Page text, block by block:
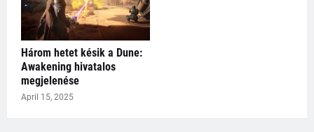
Három hetet késik a Dune:
Awakening hivatalos
megjelenése
April 15, 2025